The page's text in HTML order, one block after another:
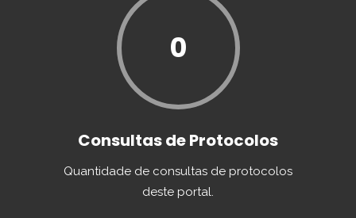
0
Consultas de Protocolos
Quantidade de consultas de protocolos
deste portal.